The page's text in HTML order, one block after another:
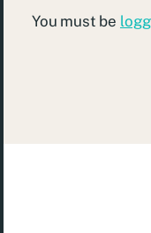
You must be